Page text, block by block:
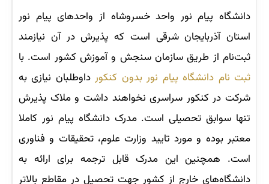
دانشگاه پیام نور واحد خسروشاه از واحدهای پیام نور
استان آذربایجان شرقی است که پذیرش در آن نیازمند
ثبت‌نام از طریق سازمان سنجش و آموزش کشور است. با
ثبت نام دانشگاه پیام نور بدون کنکورداوطلبان نیازی به
شرکت در کنکور سراسری نخواهند داشت و ملاک پذیرش
تنها سوابق تحصیلی است. مدرک دانشگاه پیام نور کاملا
معتبر بوده و مورد تایید وزارت علوم، تحقیقات و فناوری
است. همچنین این مدرک قابل ترجمه برای ارائه به
دانشگاه‌های خارج از کشور جهت تحصیل در مقاطع بالاتر